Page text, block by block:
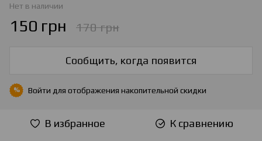
Нет в наличии
150 грн 170 грн
Сообщить, когда появится
% Войти для отображения накопительной скидки
В избранное К сравнению